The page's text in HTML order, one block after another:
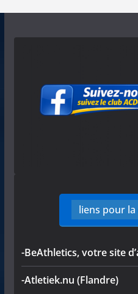
liens pour
-BeAthletics, votre site
-Atletiek.nu (Flandre)